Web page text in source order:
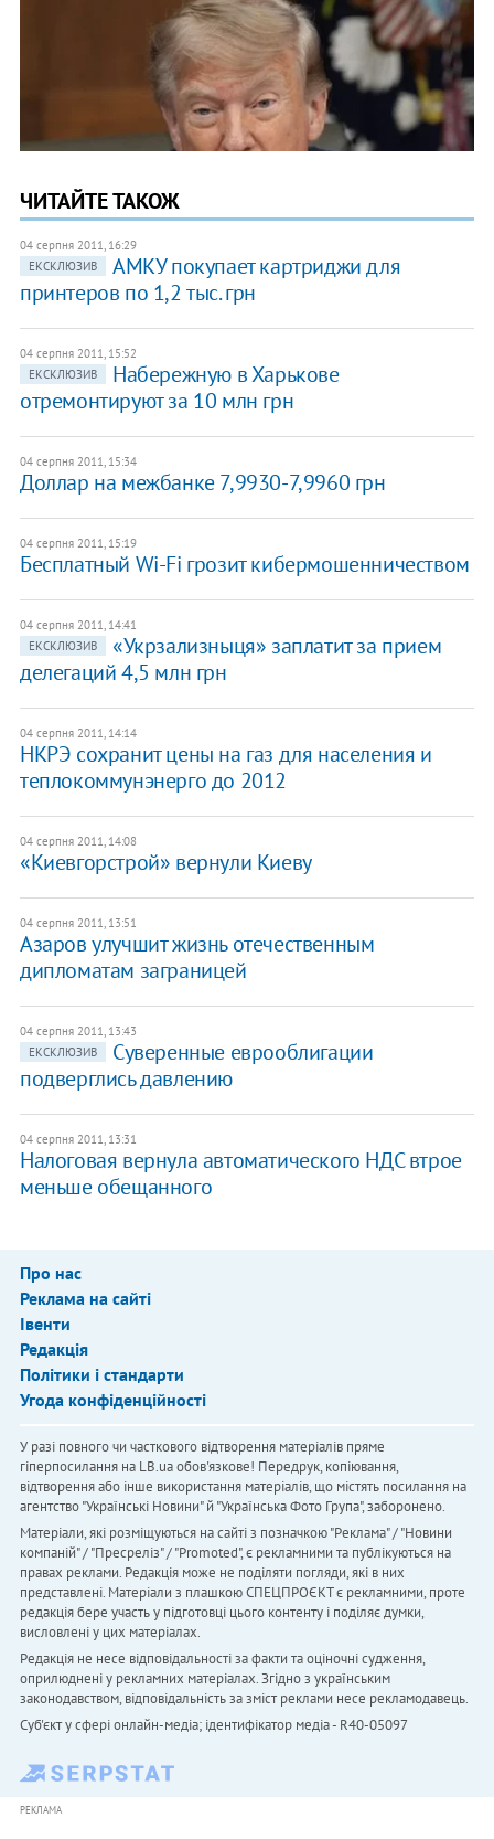
ЧИТАЙТЕ ТАКОЖ
04 серпня 2011, 16:29
ЕКСКЛЮЗИВ
АМКУ покупает картриджи для
принтеров по 1,2 тыс. грн
04 серпня 2011, 15:52
ЕКСКЛЮЗИВ
Набережную в Харькове
отремонтируют за 10 млн грн
04 серпня 2011, 15:34
Доллар на межбанке 7,9930-7,9960 грн
04 серпня 2011, 15:19
Бесплатный Wi-Fi грозит кибермошенничеством
04 серпня 2011, 14:41
ЕКСКЛЮЗИВ
«Укрзализныця» заплатит за прием
делегаций 4,5 млн грн
04 серпня 2011, 14:14
НКРЭ сохранит цены на газ для населения и
теплокоммунэнерго до 2012
04 серпня 2011, 14:08
«Киевгорстрой» вернули Киеву
04 серпня 2011, 13:51
Азаров улучшит жизнь отечественным
дипломатам заграницей
04 серпня 2011, 13:43
ЕКСКЛЮЗИВ
Суверенные еврооблигации
подверглись давлению
04 серпня 2011, 13:31
Налоговая вернула автоматического НДС втрое
меньше обещанного
Про нас
Реклама на сайті
Івенти
Редакція
Політики і стандарти
Угода конфіденційності
У разі повного чи часткового відтворення матеріалів пряме
гіперпосилання на LB.ua обов'язкове! Передрук, копіювання,
відтворення або інше використання матеріалів, що містять посилання на
агентство "Українськi Новини" й "Українська Фото Група", заборонено.
Матеріали, які розміщуються на сайті з позначкою "Реклама" / "Новини
компаній" / "Пресреліз" / "Promoted", є рекламними та публікуються на
правах реклами. Редакція може не поділяти погляди, які в них
представлені. Матеріали з плашкою СПЕЦПРОЄКТ є рекламними, проте
редакція бере участь у підготовці цього контенту і поділяє думки,
висловлені у цих матеріалах.
Редакція не несе відповідальності за факти та оціночні судження,
оприлюднені у рекламних матеріалах. Згідно з українським
законодавством, відповідальність за зміст реклами несе рекламодавець.
Cуб'єкт у сфері онлайн-медіа; ідентифікатор медіа - R40-05097
РЕКЛАМА